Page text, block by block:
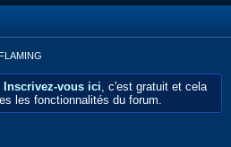
Inscrivez-vous ici, c'est gratuit et cela
les fonctionnalités du forum.